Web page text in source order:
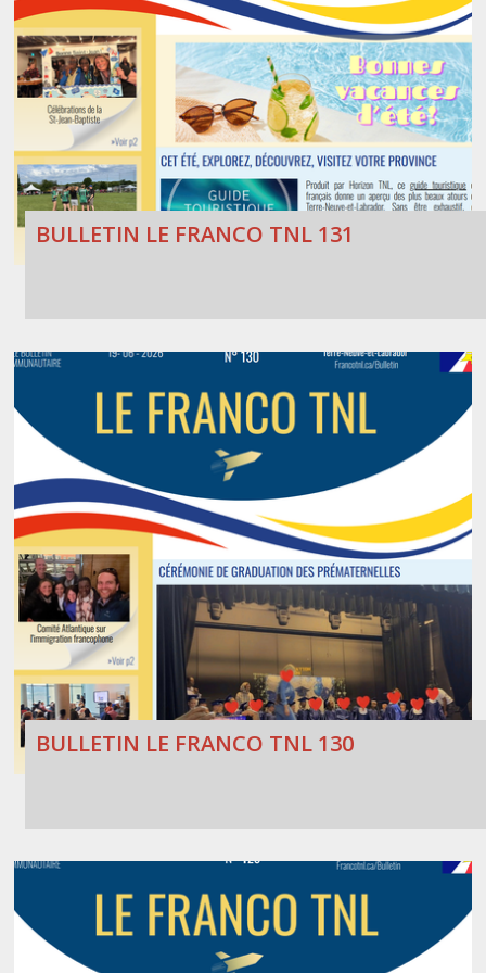
BULLETIN LE FRANCO TNL 131
BULLETIN LE FRANCO TNL 130